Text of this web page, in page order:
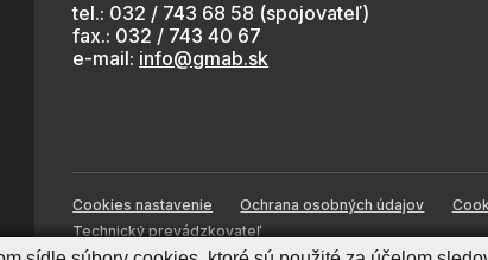
tel.: 032 / 743 68 58 (spojovateľ)
fax.: 032 / 743 40 67
e-mail: info@gmab.sk
Cookies nastavenie Ochrana osobných údajov
Technický prevádzkovateľ